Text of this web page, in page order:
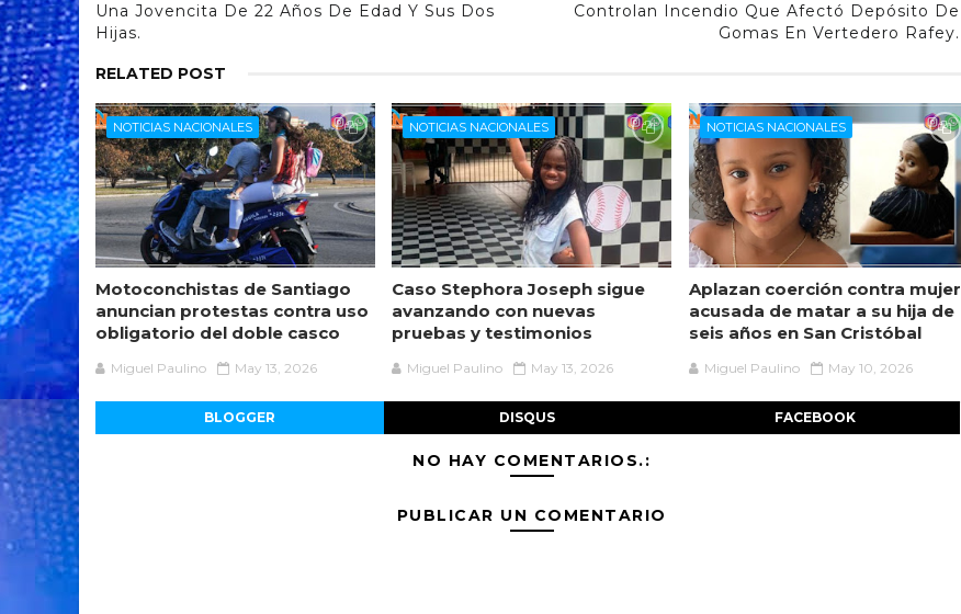
Una Jovencita De 22 Años De Edad Y Sus Dos
Hijas.
Controlan Incendio Que Afectó Depósito De
Gomas En Vertedero Rafey.
RELATED POST
NOTICIAS NACIONALES
Motoconchistas de Santiago
anuncian protestas contra uso
obligatorio del doble casco
Miguel Paulino May 13, 2026
NOTICIAS NACIONALES
Caso Stephora Joseph sigue
avanzando con nuevas
pruebas y testimonios
Miguel Paulino May 13, 2026
NOTICIAS NACIONALES
Aplazan coerción contra mujer
acusada de matar a su hija de
seis años en San Cristóbal
Miguel Paulino May 10, 2026
BLOGGER DISQUS FACEBOOK
NO HAY COMENTARIOS.:
PUBLICAR UN COMENTARIO